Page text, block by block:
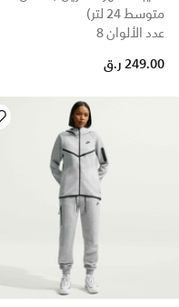
متوسط 24 لتر)
عدد الألوان 8
249.00 ر.ق